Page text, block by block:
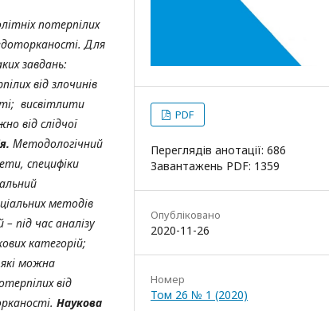
потерпілих
Для
завдань:
від злочинів
висвітлити
від слідчої
Методологічний
специфіки
методів
під час аналізу
категорій;
можна
від
Наукова
PDF
Переглядів анотації: 686
Завантажень PDF: 1359
Опубліковано
2020-11-26
Номер
Том 26 № 1 (2020)